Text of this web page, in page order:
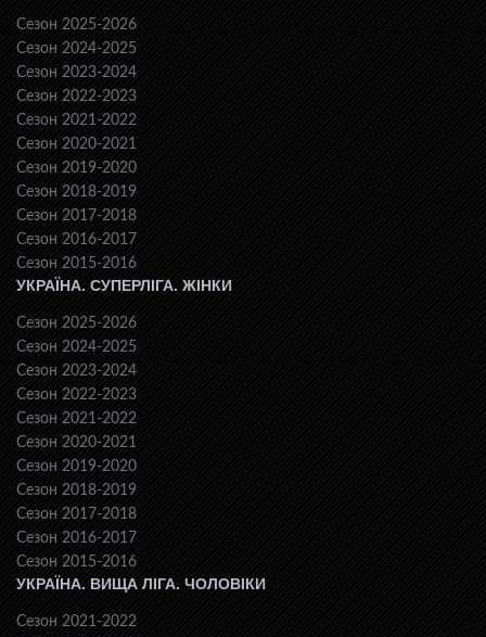
Сезон 2025-2026
Сезон 2024-2025
Сезон 2023-2024
Сезон 2022-2023
Сезон 2021-2022
Сезон 2020-2021
Сезон 2019-2020
Сезон 2018-2019
Сезон 2017-2018
Сезон 2016-2017
Сезон 2015-2016
УКРАЇНА. СУПЕРЛІГА. ЖІНКИ
Сезон 2025-2026
Сезон 2024-2025
Сезон 2023-2024
Сезон 2022-2023
Сезон 2021-2022
Сезон 2020-2021
Сезон 2019-2020
Сезон 2018-2019
Сезон 2017-2018
Сезон 2016-2017
Сезон 2015-2016
УКРАЇНА. ВИЩА ЛІГА. ЧОЛОВІКИ
Сезон 2021-2022